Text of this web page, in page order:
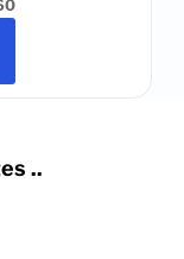
..